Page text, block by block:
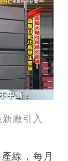
廠引入
線，每月